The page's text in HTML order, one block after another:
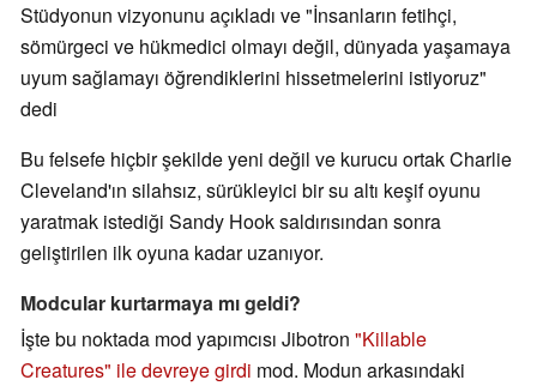
Stüdyonun vizyonunu açıkladı ve "İnsanların fetihçi,
sömürgeci ve hükmedici olmayı değil, dünyada yaşamaya
uyum sağlamayı öğrendiklerini hissetmelerini istiyoruz"
dedi
Bu felsefe hiçbir şekilde yeni değil ve kurucu ortak Charlie
Cleveland'ın silahsız, sürükleyici bir su altı keşif oyunu
yaratmak istediği Sandy Hook saldırısından sonra
geliştirilen ilk oyuna kadar uzanıyor.
Modcular kurtarmaya mı geldi?
İşte bu noktada mod yapımcısı Jibotron "Killable
Creatures" ile devreye girdi mod. Modun arkasındaki